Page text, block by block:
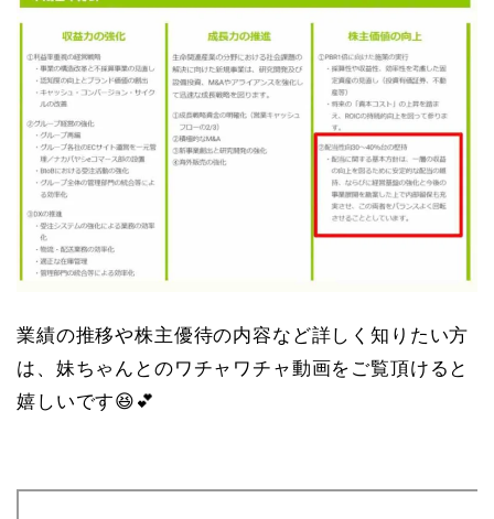
業績の推移や株主優待の内容など詳しく知りたい方
は、妹ちゃんとのワチャワチャ動画をご覧頂けると
嬉しいです😆💕